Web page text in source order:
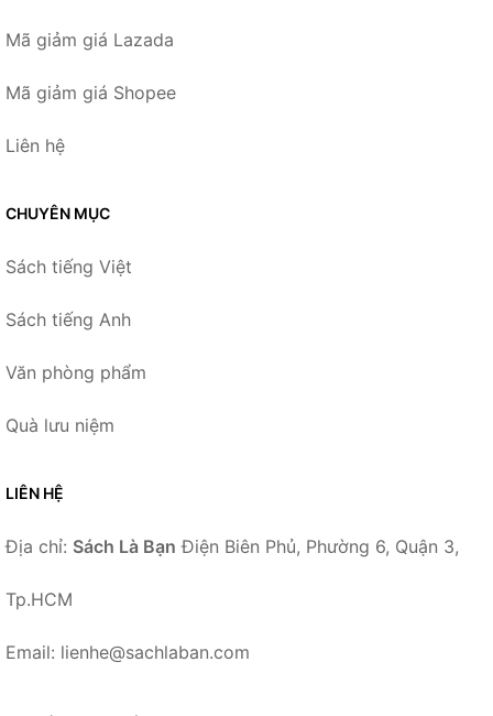
Mã giảm giá Lazada
Mã giảm giá Shopee
Liên hệ
CHUYÊN MỤC
Sách tiếng Việt
Sách tiếng Anh
Văn phòng phẩm
Quà lưu niệm
LIÊN HỆ
Địa chỉ: Sách Là Bạn Điện Biên Phủ, Phường 6, Quận 3,
Tp.HCM
Email: lienhe@sachlaban.com